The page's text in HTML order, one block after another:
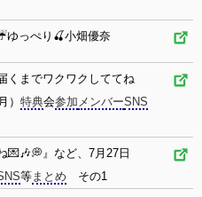
ゆっぺり🍒小畑優奈
くまでワクワクしててね
） 特典会参加 メンバーSNS
💌🎶💭』など、7月27日
等まとめ その1